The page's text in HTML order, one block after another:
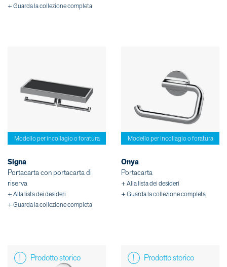
+ Guarda la collezione completa
Modello per incollagio o foratura
Signa
Portacarta con portacarta di
riserva
+ Alla lista dei desideri
+ Guarda la collezione completa
Modello per incollagio o foratura
Onya
Portacarta
+ Alla lista dei desideri
+ Guarda la collezione completa
Prodotto storico Prodotto storico